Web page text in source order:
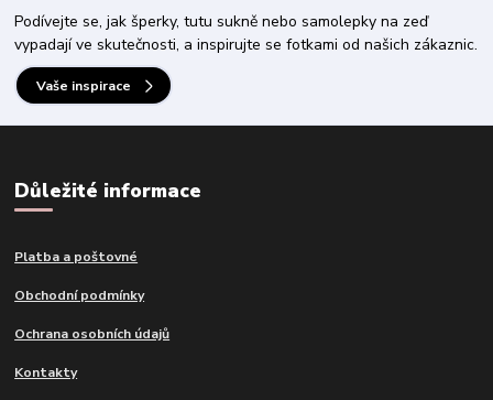
Podívejte se, jak šperky, tutu sukně nebo samolepky na zeď
vypadají ve skutečnosti, a inspirujte se fotkami od našich zákaznic.
Vaše inspirace
Důležité informace
Platba a poštovné
Obchodní podmínky
Ochrana osobních údajů
Kontakty